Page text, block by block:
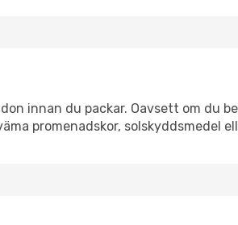
innan du packar. Oavsett om du
promenadskor, solskyddsmedel